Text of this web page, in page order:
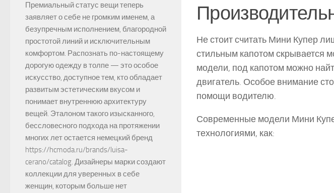
Не стоит считать Мини Купер
стильным капотом скрывается
модели, под капотом можно
двигатель. Особое внимание
помощи водителю.
Современные модели Мини
технологиями, как:
Премиальный статус вещи теперь
заявляет о себе не громким именем, а
безупречным исполнением, благородной
простотой линий и исключительным
комфортом. Распознать по-настоящему
дорогую одежду в толпе — это особое
искусство, доступное тем, кто обладает
развитым эстетическим вкусом и
понимает внутреннюю архитектуру
вещей. Эталоном такого изысканного,
бессловесного подхода на протяжении
многих лет остается немецкий бренд
https://hcmoda.ru/brands/luisa-
cerano/catalog. Дизайнеры марки создают
коллекции для уверенных в себе
женщин, которым больше нет